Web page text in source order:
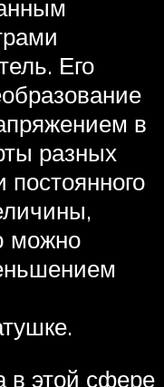
Его
в
разных
постоянного
можно
в этой сфере